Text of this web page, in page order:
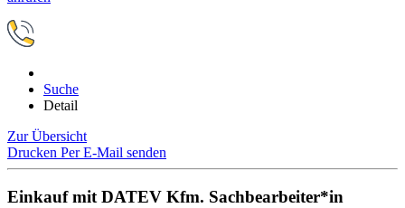
Suche
Detail
Zur Übersicht
Drucken Per E-Mail senden
Einkauf mit DATEV Kfm. Sachbearbeiter*in